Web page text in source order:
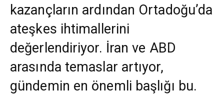
kazançların ardından Ortadoğu’da
ateşkes ihtimallerini
değerlendiriyor. İran ve ABD
arasında temaslar artıyor,
gündemin en önemli başlığı bu.